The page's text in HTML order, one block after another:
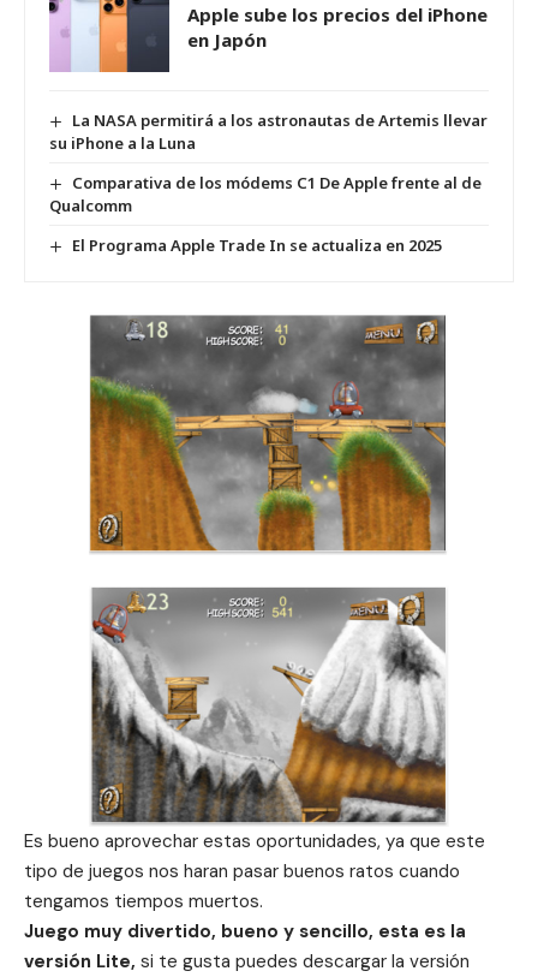
Apple sube los precios del iPhone
en Japón
La NASA permitirá a los astronautas de Artemis llevar
su iPhone a la Luna
Comparativa de los módems C1 De Apple frente al de
Qualcomm
El Programa Apple Trade In se actualiza en 2025
Es bueno aprovechar estas oportunidades, ya que este
tipo de juegos nos haran pasar buenos ratos cuando
tengamos tiempos muertos.
Juego muy divertido, bueno y sencillo, esta es la
versión Lite, si te gusta puedes descargar la versión